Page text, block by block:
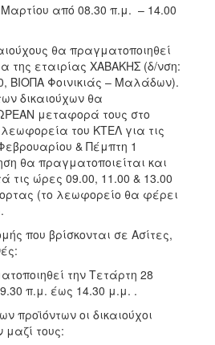
από 08.30 π.μ. – 14.00
θα πραγματοποιηθεί
της εταιρίας ΧΑΒΑΚΗΣ (δ/νση:
ΒΙΟΠΑ Φοινικιάς – Μαλάδων).
δικαιούχων θα
μεταφορά τους στο
του ΚΤΕΛ για τις
& Πέμπτη 1
θα πραγματοποιείται και
τις ώρες 09.00, 11.00 & 13.00
(το λεωφορείο θα φέρει
που βρίσκονται σε Ασίτες,
την Τετάρτη 28
π.μ. έως 14.30 μ.μ. .
προϊόντων οι δικαιούχοι
μαζί τους: